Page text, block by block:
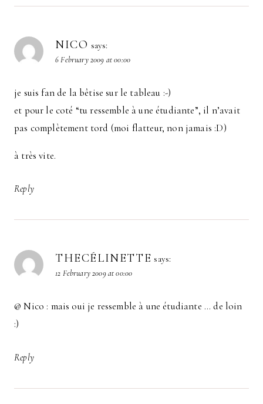
NICO says:
6 February 2009 at 00:00
je suis fan de la bêtise sur le tableau :-)
et pour le coté “tu ressemble à une étudiante”, il n’avait
pas complètement tord (moi flatteur, non jamais :D)
à très vite.
Reply
THECÉLINETTE says:
12 February 2009 at 00:00
@ Nico : mais oui je ressemble à une étudiante … de loin
:)
Reply